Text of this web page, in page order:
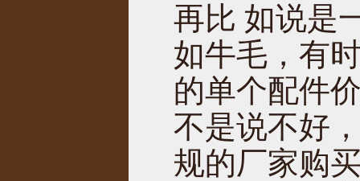
再比 如说是
如牛毛，有
的单个配件
不是说不好
规的厂家购